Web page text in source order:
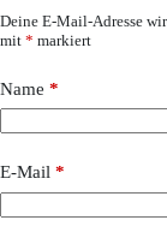
Deine E-Mail-Adresse
mit * markiert
Name *
E-Mail *